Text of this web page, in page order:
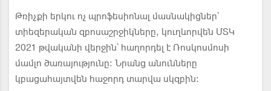
Թռիչքի երկու ոչ պրոֆեսիոնալ մասնակիցներ՝
տիեզերական զբոսաշրջիկները, կուղևորվեն ՄՏԿ
2021 թվականի վերջին՝ հաղորդել է Ռոսկոսմոսի
մամլո ծառայությունը: Նրանց անունները
կբացահայտվեն հաջորդ տարվա սկզբին: